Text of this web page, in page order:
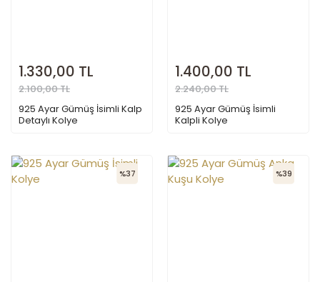
1.330,00 TL
2.100,00 TL
925 Ayar Gümüş İsimli Kalp
Detaylı Kolye
1.400,00 TL
2.240,00 TL
925 Ayar Gümüş İsimli
Kalpli Kolye
%37 %39